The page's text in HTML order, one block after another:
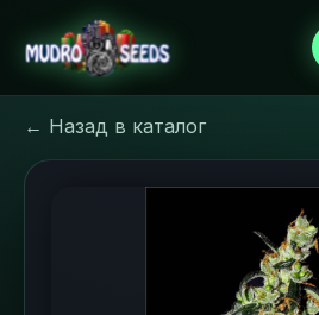
← Назад в каталог